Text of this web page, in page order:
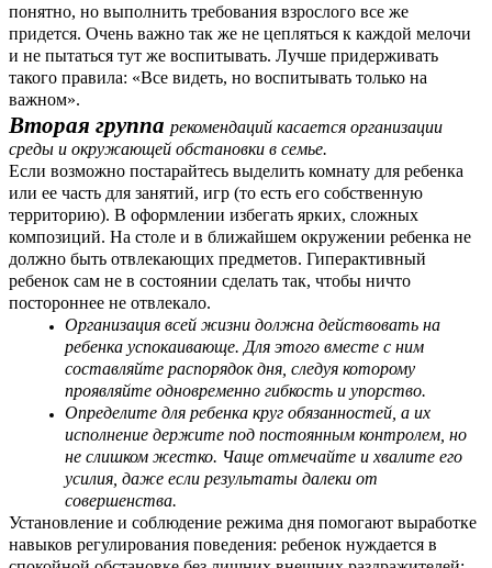
понятно, но выполнить требования взрослого все же
придется. Очень важно так же не цепляться к каждой мелочи
и не пытаться тут же воспитывать. Лучше придерживать
такого правила: «Все видеть, но воспитывать только на
важном».
Вторая группа рекомендаций касается организации
среды и окружающей обстановки в семье.
Если возможно постарайтесь выделить комнату для ребенка
или ее часть для занятий, игр (то есть его собственную
территорию). В оформлении избегать ярких, сложных
композиций. На столе и в ближайшем окружении ребенка не
должно быть отвлекающих предметов. Гиперактивный
ребенок сам не в состоянии сделать так, чтобы ничто
постороннее не отвлекало.
Организация всей жизни должна действовать на
ребенка успокаивающе. Для этого вместе с ним
составляйте распорядок дня, следуя которому
проявляйте одновременно гибкость и упорство.
Определите для ребенка круг обязанностей, а их
исполнение держите под постоянным контролем, но
не слишком жестко. Чаще отмечайте и хвалите его
усилия, даже если результаты далеки от
совершенства.
Установление и соблюдение режима дня помогают выработке
навыков регулирования поведения: ребенок нуждается в